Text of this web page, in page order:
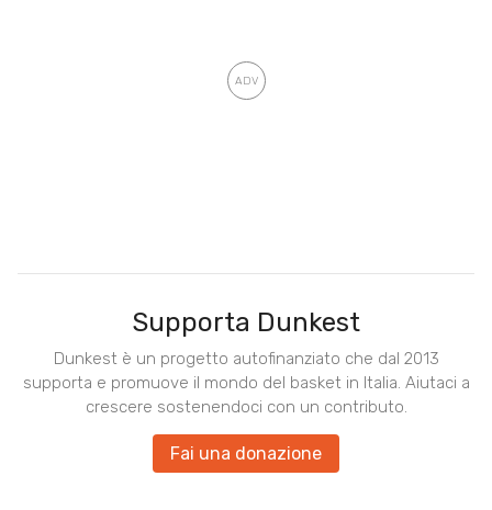
Supporta Dunkest
Dunkest è un progetto autofinanziato che dal 2013
supporta e promuove il mondo del basket in Italia. Aiutaci a
crescere sostenendoci con un contributo.
Fai una donazione